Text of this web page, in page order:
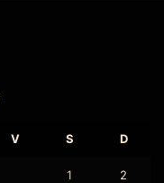
V S D
1 2